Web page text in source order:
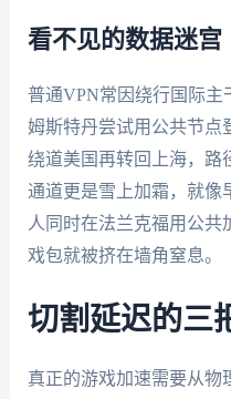
看不见的数据迷宫
普通VPN常因绕行国际主
姆斯特丹尝试用公共节点
绕道美国再转回上海，路
通道更是雪上加霜，就
人同时在法兰克福用公共
戏包就被挤在墙角窒息。
切割延迟的三
真正的游戏加速需要从物